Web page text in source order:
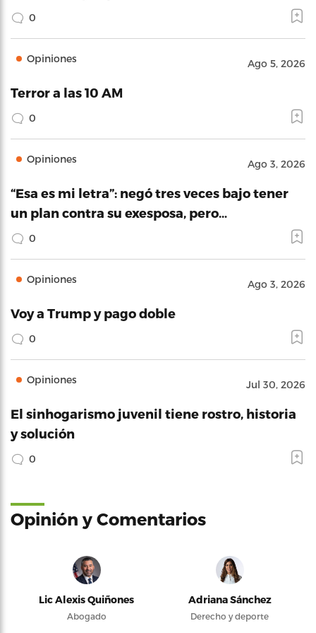
0
Opiniones Ago 5, 2026
Terror a las 10 AM
0
Opiniones Ago 3, 2026
“Esa es mi letra”: negó tres veces bajo tener
un plan contra su exesposa, pero…
0
Opiniones Ago 3, 2026
Voy a Trump y pago doble
0
Opiniones Jul 30, 2026
El sinhogarismo juvenil tiene rostro, historia
y solución
0
Opinión y Comentarios
Lic Alexis Quiñones
Abogado
Adriana Sánchez
Derecho y deporte